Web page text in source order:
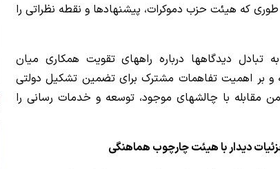
طوری که هیئت حزب دموکرات، پیشنهادها و نقطه نظراتی را
دیدگاهها درباره راههای تقویت همکاری میان
و بر اهمیت تفاهمات مشترک برای تضمین تشکیل دولتی
مقابله با چالشهای موجود، توسعه و خدمات رسانی را
جزئیات دیدار با هیئت چارچوب هماهنگی